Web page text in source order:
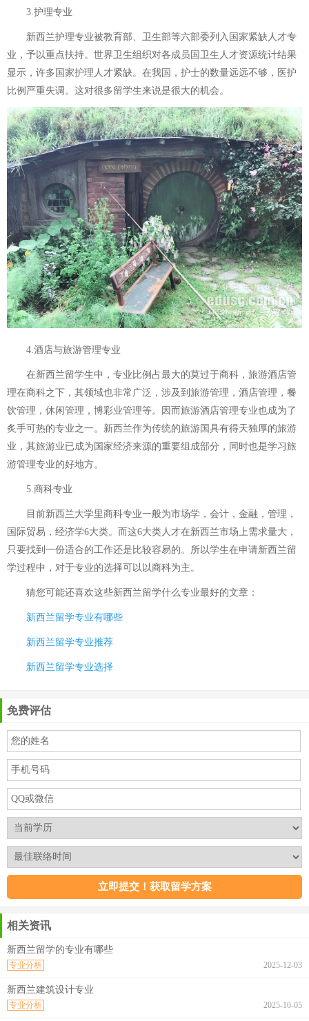
3.护理专业
新西兰护理专业被教育部、卫生部等六部委列入国家紧缺人才专
业，予以重点扶持。世界卫生组织对各成员国卫生人才资源统计结果
显示，许多国家护理人才紧缺。在我国，护士的数量远远不够，医护
比例严重失调。这对很多留学生来说是很大的机会。
4.酒店与旅游管理专业
在新西兰留学生中，专业比例占最大的莫过于商科，旅游酒店管
理在商科之下，其领域也非常广泛，涉及到旅游管理，酒店管理，餐
饮管理，休闲管理，博彩业管理等。因而旅游酒店管理专业也成为了
炙手可热的专业之一。新西兰作为传统的旅游国具有得天独厚的旅游
业，其旅游业已成为国家经济来源的重要组成部分，同时也是学习旅
游管理专业的好地方。
5.商科专业
目前新西兰大学里商科专业一般为市场学，会计，金融，管理，
国际贸易，经济学6大类。而这6大类人才在新西兰市场上需求量大，
只要找到一份适合的工作还是比较容易的。所以学生在申请新西兰留
学过程中，对于专业的选择可以以商科为主。
猜您可能还喜欢这些新西兰留学什么专业最好的文章：
新西兰留学专业有哪些
新西兰留学专业推荐
新西兰留学专业选择
免费评估
相关资讯
新西兰留学的专业有哪些
2025-12-03
专业分析
新西兰建筑设计专业
2025-10-05
专业分析